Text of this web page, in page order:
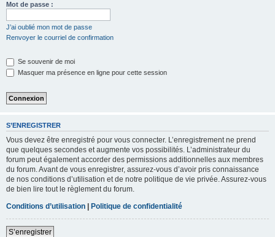
Mot de passe :
J’ai oublié mon mot de passe
Renvoyer le courriel de confirmation
Se souvenir de moi
Masquer ma présence en ligne pour cette session
S’ENREGISTRER
Vous devez être enregistré pour vous connecter. L’enregistrement ne prend
que quelques secondes et augmente vos possibilités. L’administrateur du
forum peut également accorder des permissions additionnelles aux membres
du forum. Avant de vous enregistrer, assurez-vous d’avoir pris connaissance
de nos conditions d’utilisation et de notre politique de vie privée. Assurez-vous
de bien lire tout le règlement du forum.
Conditions d’utilisation | Politique de confidentialité
S’enregistrer